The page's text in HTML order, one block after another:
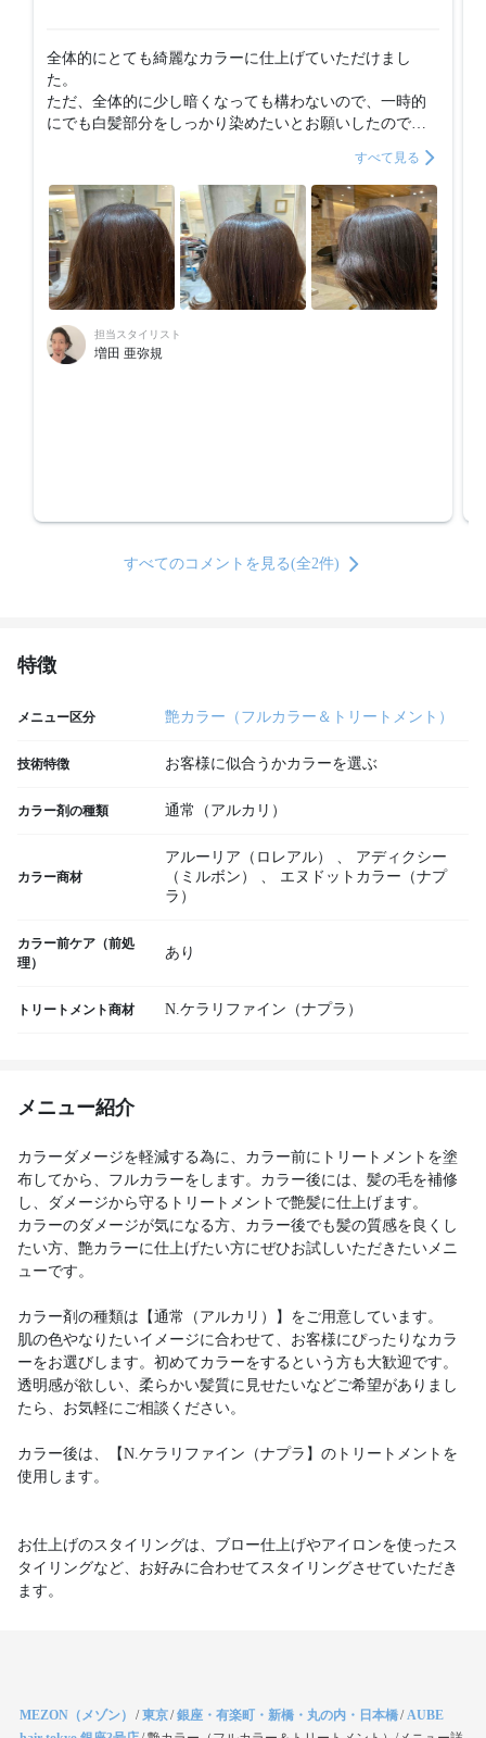
全体的にとても綺麗なカラーに仕上げていただけまし
た。
ただ、全体的に少し暗くなっても構わないので、一時的
にでも白髪部分をしっかり染めたいとお願いしたのです
シャンプー台で施術いただいたトリートメントのおかげ
か、しばらく髪が艶々でした。
仕上げをコテでセットしていただいたのですが、自分で
はできないような素敵な髪形にしていただきました。あ
りがとうございました。
すべて見る
担当スタイリスト
増田 亜弥規
すべてのコメントを見る(全2件)
特徴
メニュー区分 艶カラー（フルカラー＆トリートメント）
技術特徴 お客様に似合うかカラーを選ぶ
カラー剤の種類 通常（アルカリ）
カラー商材
アルーリア（ロレアル） 、
アディクシー
（ミルボン）
、
エヌドットカラー（ナプ
ラ）
カラー前ケア（前処
理）
あり
トリートメント商材 N.ケラリファイン（ナプラ）
メニュー紹介
カラーダメージを軽減する為に、カラー前にトリートメントを塗
布してから、フルカラーをします。カラー後には、髪の毛を補修
し、ダメージから守るトリートメントで艶髪に仕上げます。
カラーのダメージが気になる方、カラー後でも髪の質感を良くし
たい方、艶カラーに仕上げたい方にぜひお試しいただきたいメニ
ューです。
カラー剤の種類は【通常（アルカリ）】をご用意しています。
肌の色やなりたいイメージに合わせて、お客様にぴったりなカラ
ーをお選びします。初めてカラーをするという方も大歓迎です。
透明感が欲しい、柔らかい髪質に見せたいなどご希望がありまし
たら、お気軽にご相談ください。
カラー後は、【N.ケラリファイン（ナプラ】のトリートメントを
使用します。
お仕上げのスタイリングは、ブロー仕上げやアイロンを使ったス
タイリングなど、お好みに合わせてスタイリングさせていただき
ます。
MEZON（メゾン） /東京/銀座・有楽町・新橋・丸の内・日本橋/AUBE